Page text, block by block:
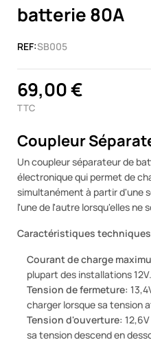
batterie 80A
REF:SB005
69,00 €
TTC
Coupleur
Un coupleur séparateur de
électronique qui permet de
simultanément à partir d'une
l'une de l'autre lorsqu'elles ne
Caractéristiques
Courant de charge
plupart des installations 12V.
Tension de fermeture:
charger lorsque sa tension
Tension d'ouverture:
sa tension descend en